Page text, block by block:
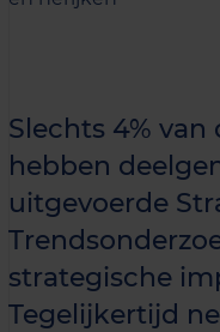
Slechts 4%
hebben
uitgevoerde
strategische
Tegelijkertijd